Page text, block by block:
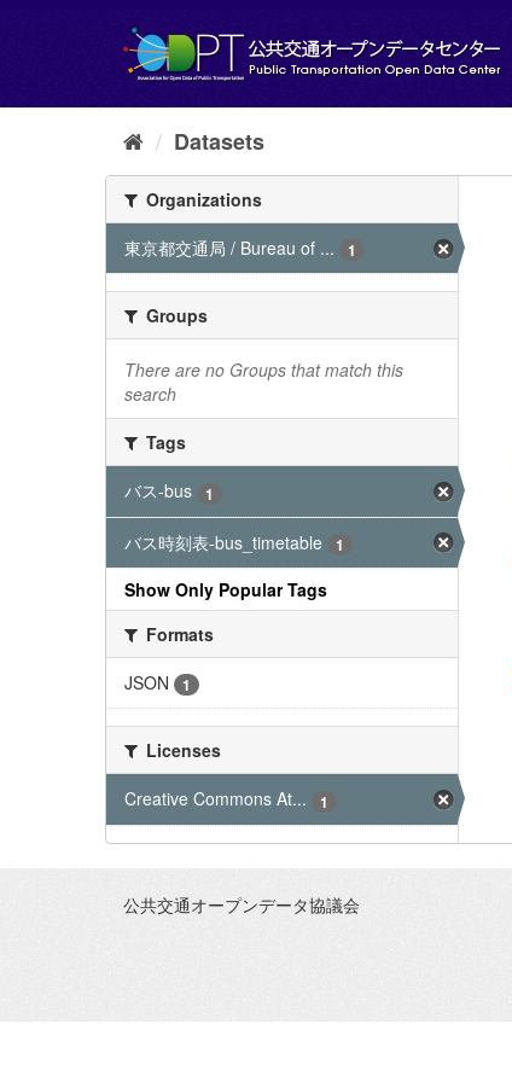
Datasets
Organizations
東京都交通局 / Bureau of ...
1
Groups
There are no Groups that match this
search
Tags
バス-bus
1
バス時刻表-bus_timetable 1
Show Only Popular Tags
Formats
JSON
1
Licenses
Creative Commons At...
1
公共交通オープンデータ協議会